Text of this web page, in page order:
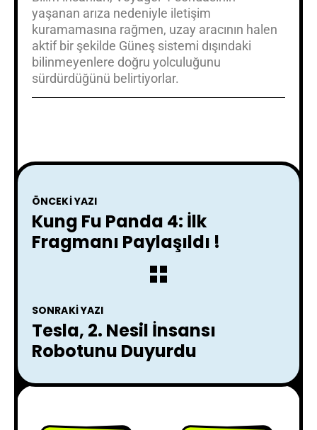
yaşanan arıza nedeniyle iletişim
kuramamasına rağmen, uzay aracının halen
aktif bir şekilde Güneş sistemi dışındaki
bilinmeyenlere doğru yolculuğunu
sürdürdüğünü belirtiyorlar.
ÖNCEKI YAZI
Kung Fu Panda 4: İlk
Fragmanı Paylaşıldı !
SONRAKI YAZI
Tesla, 2. Nesil İnsansı
Robotunu Duyurdu